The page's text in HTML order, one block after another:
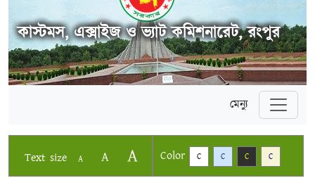
কাস্টমস, এক্সাইজ ও ভ্যাট কমিশনারেট, রংপুর
মেন্যু
Text size A A A Color C C C C